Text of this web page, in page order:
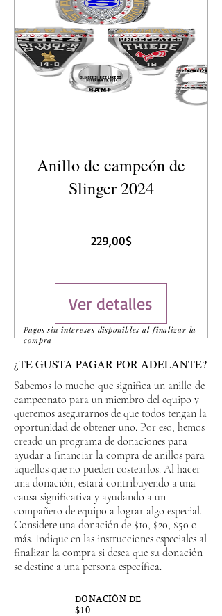
Anillo de campeón de
Slinger 2024
229,00$Precio
Ver detalles
Pagos sin intereses disponibles al finalizar la
compra
¿TE GUSTA PAGAR POR ADELANTE?
Sabemos lo mucho que significa un anillo de
campeonato para un miembro del equipo y
queremos asegurarnos de que todos tengan la
oportunidad de obtener uno. Por eso, hemos
creado un programa de donaciones para
ayudar a financiar la compra de anillos para
aquellos que no pueden costearlos. Al hacer
una donación, estará contribuyendo a una
causa significativa y ayudando a un
compañero de equipo a lograr algo especial.
Considere una donación de $10, $20, $50 o
más. Indique en las instrucciones especiales al
finalizar la compra si desea que su donación
se destine a una persona específica.
DONACIÓN DE
$10